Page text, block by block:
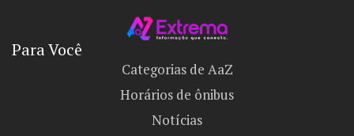
Para Você
Categorias de AaZ
Horários de ônibus
Notícias